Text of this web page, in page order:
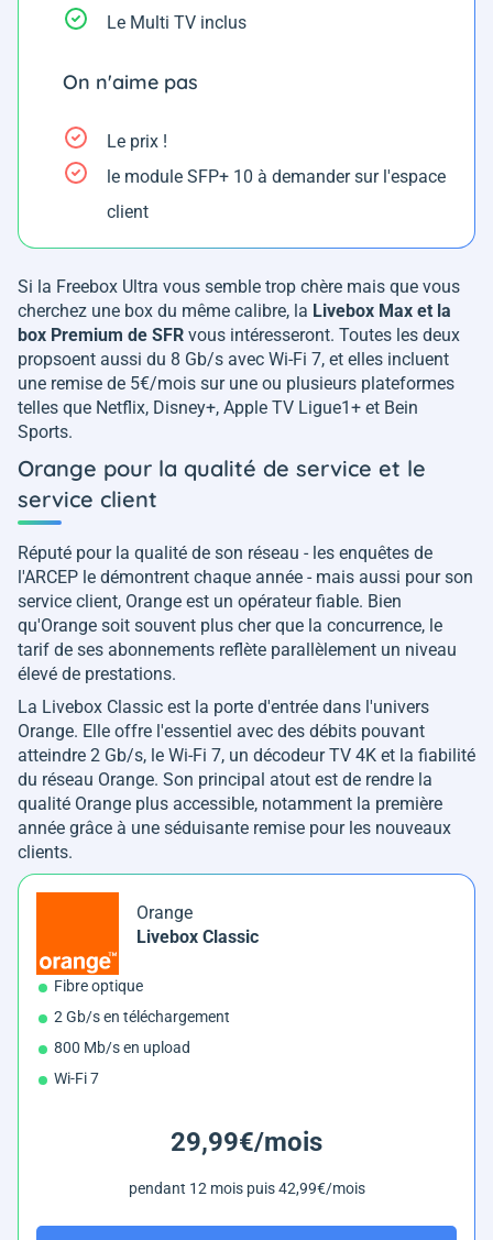
Le Multi TV inclus
On n'aime pas
Le prix !
le module SFP+ 10 à demander sur l'espace
client
Si la Freebox Ultra vous semble trop chère mais que vous
cherchez une box du même calibre, la Livebox Max et la
box Premium de SFR vous intéresseront. Toutes les deux
propsoent aussi du 8 Gb/s avec Wi-Fi 7, et elles incluent
une remise de 5€/mois sur une ou plusieurs plateformes
telles que Netflix, Disney+, Apple TV Ligue1+ et Bein
Sports.
Orange pour la qualité de service et le
service client
Réputé pour la qualité de son réseau - les enquêtes de
l'ARCEP le démontrent chaque année - mais aussi pour son
service client, Orange est un opérateur fiable. Bien
qu'Orange soit souvent plus cher que la concurrence, le
tarif de ses abonnements reflète parallèlement un niveau
élevé de prestations.
La Livebox Classic est la porte d'entrée dans l'univers
Orange. Elle offre l'essentiel avec des débits pouvant
atteindre 2 Gb/s, le Wi-Fi 7, un décodeur TV 4K et la fiabilité
du réseau Orange. Son principal atout est de rendre la
qualité Orange plus accessible, notamment la première
année grâce à une séduisante remise pour les nouveaux
clients.
Orange
Livebox Classic
Fibre optique
2 Gb/s en téléchargement
800 Mb/s en upload
Wi-Fi 7
29,99€/mois
pendant 12 mois puis 42,99€/mois